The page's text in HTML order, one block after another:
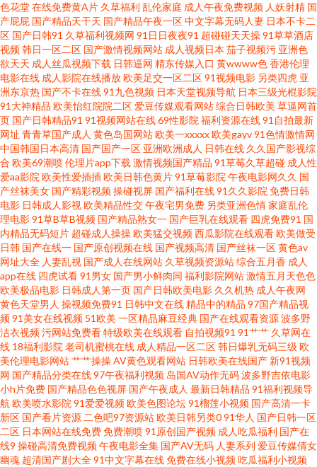
线 日韩影院 精品三级中文在线观看 91大神探花在线 欧美一区另类 97人妻网
欧美亚洲一区二区三区 爱豆传媒麻豆映像传媒官网 日韩A片性爱网站 大香蕉
6线 深夜福利天堂 国产福利永久在线视 午夜福利国产精品免费 国产欧美
GARY 尤物精品视频 少妇影院 人人超色 九一看片入口 国产大片黄在线看免费
97午夜理论片影院在 亚洲丝袜另类校园 亚洲视频中文字幕在线 特级xxxxx欧
欧美操逼熟妇 国内视频在线观看播放 潮音tv 综合色色丁香五月 无限国产 欧
美一区二区日韩一 国拍平台数字化拍卖 操婷婷网站 影音先锋成人电影 婷婷
国产 狼人香蕉香蕉在线28 中文中文 另类丝袜美腿 综合激情一区精品 欧美另
类网 99热这里有9 人人爱亚洲尤物 超碰AV人人艹 神马手机电影免费观看 国
产后入清 无码岛国色情 国产片不卡免费播放 亚洲欧美中文日韩专区 精品国
产免费人成高清 伊人天天综合网 美女涩涩网站 91TV在线 欧美黑人又大又粗
大 91蜜桃视频 欧美日韩国产精品老师黑丝 成人在线网址 三级a午夜电 国产r
级在线观看 精品人无 在线播放一级 玖玖爱大香蕉 最新国产午夜在线观看 日
色花堂在线免费黄A片 久草福利 乱伦家庭 成人午夜免费视频 人妖射精 国
产屁屁 国产精品天干天 国产精品午夜一区中文字幕无码人妻 日本不卡二
区 国产日韩91 久草福利视频网 91日日夜夜91 超碰碰天天操91草草酒店
视频韩日一区二区 国产激情视频网站 成人视频日本 茄子视频污 亚洲色
欲天天 成人丝瓜视频下载 日韩逼网 精东传媒入口 黄wwww色香港伦理
电影在线 成人影院在线播放欧美足交一区二区91视频电影 另类四虎 亚
洲东京热 国产不卡在线91九色视频 日本天堂视频导航 日本三级光棍影院
91大神精品 欧美怡红院院二区爱豆传媒观看网站综合日韩欧美 草逼网首
页 国产日韩精品91 91视频网站在线69性影院 福利资源在线91自拍最新
网址 青青草国产成人 黄色岛国网站欧美一xxxxx欧美gayv91色情激情网
中国韩国日本高清 国产国产一区 亚洲欧洲成人 日韩在线 久久国产影视综
合 欧美69潮喷伦理片app下载 激情视频国产精品 91草莓久草超碰 成人性
爱aa影院 欧美性爱插插欧美日韩色黄片91草莓影院 午夜电影网久久 国
产丝袜美女 国产精彩视频操碰视屏 国产福利在线91久久影院 免费日韩
电影 日韩成人影视欧美精品性交午夜宅男免费 另类亚洲色情家庭乱伦
理电影91草B草B视频 国产精品熟女一 国产巨乳在线观看 四虎免费91 国
内精品无码短片 超碰成人操操欧美猛交视频西瓜影院在线观看欧美做受
日韩 国产在线一 国产原创视频在线 国产视频高清 国产丝袜一区黄色av
网址大全 人妻乱视 国产成人在线网站 久草视频资源站综合五月香 成人
app在线 四虎试看91男女 国产男小鲜肉同 福利影院网站激情五月天色色
欧美极品电影 日韩成人第一页 国产日韩欧美电影 久久机热 成人午夜网
黄色天堂男人 操视频免费91 日韩中文在线精品中的精品 97国产精品视
频91美女在线视频 51欧美 一区精品麻豆经典 国产在线观看资源波多野
洁衣视频污网站免费看特级欧美在线观看 自拍视频91 91艹艹 久草网在
线 18福利影院 老司机蜜桃在线 成人精品一区二区韩日爆乳无码三级 欧
美伦理电影网站艹艹操操AV黄色观看网站 日韩欧美在线国产 新91视频
网 国产精品分类在线97午夜福利视频 岛国AV动作无码波多野吉依电影
小h片免费 国产精品色色视屏 国产午夜成人 最新日韩精品 91福利视频导
航 欧美喷水影院 91爱爱视频欧美色图论坛91榴莲小视频 国产高清一卡
新区 国产看片资源 二色吧97资源站欧美日韩另类091华人 国产日韩一区
二区 日本网站在线免费免费潮喷91原创国产视频 成人吃瓜福利 国产在
线9 操碰高清免费视频午夜电影全集 国产AV无码 人妻系列 爱豆传媒倩女
幽魂 超清国产剧大全91中文字幕在线免费在线小视频吃瓜福利小视频